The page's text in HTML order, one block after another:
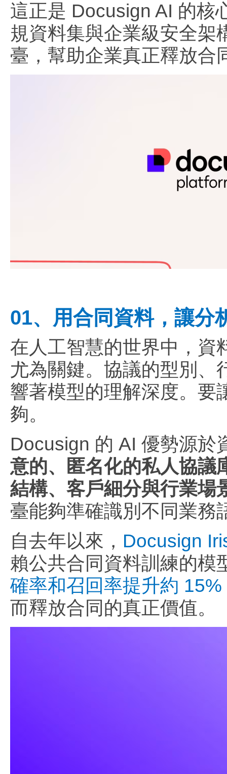
這正是 Docusign AI 的核
規資料集與企業級安全架
臺，幫助企業真正釋放合
01、用合同資料，讓分
在人工智慧的世界中，資
尤為關鍵。協議的型別、
響著模型的理解深度。要
夠。
Docusign 的 AI 優勢源於
意的、匿名化的私人協議
結構、客戶細分與行業場
臺能夠準確識別不同業務
自去年以來， Docusign
賴公共合同資料訓練的模
確率和召回率提升約 15%
而釋放合同的真正價值。